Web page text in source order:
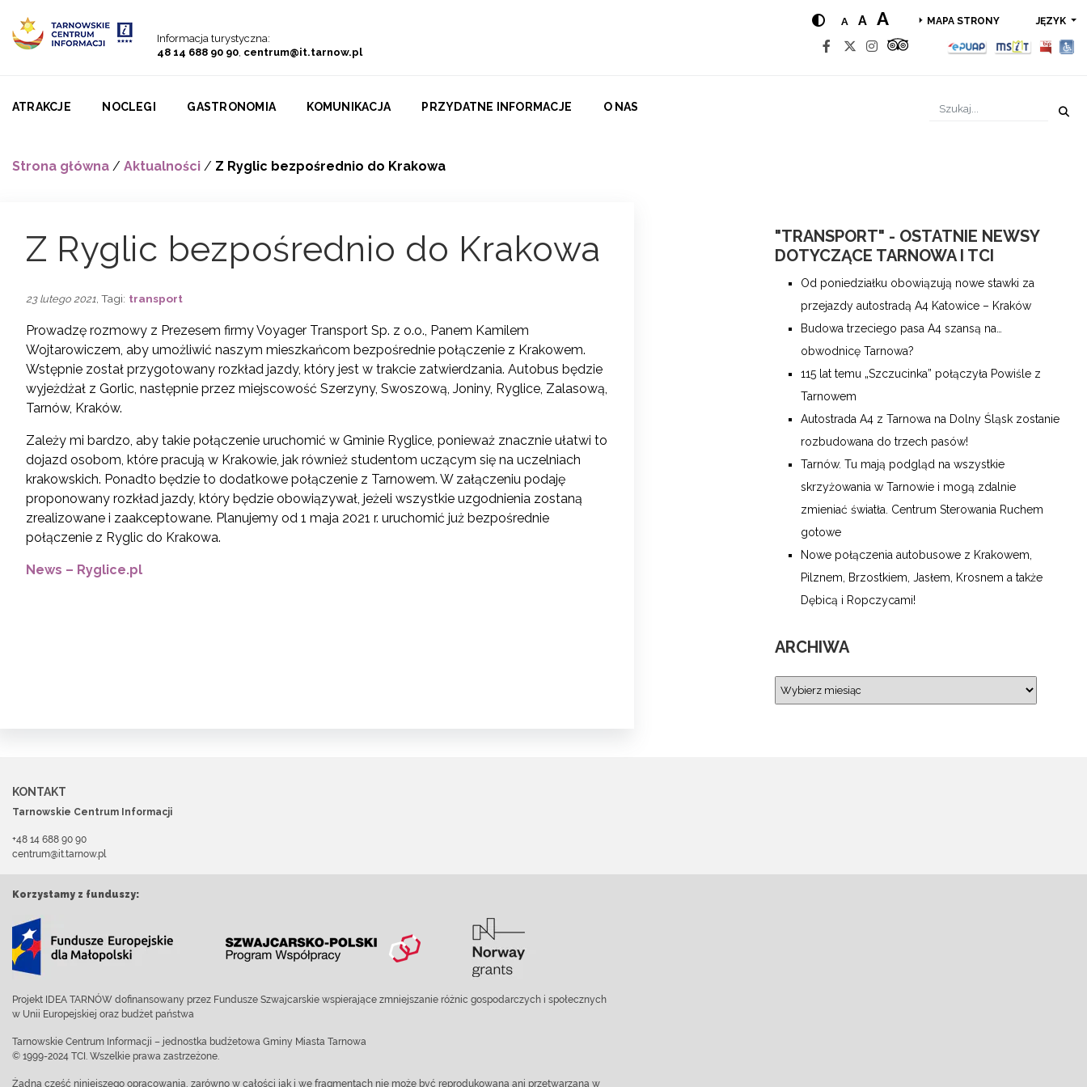
Informacja turystyczna:
48 14 688 90 90, centrum@it.tarnow.pl
A A A MAPA STRONY JĘZYK
ATRAKCJE NOCLEGI GASTRONOMIA KOMUNIKACJA PRZYDATNE INFORMACJE O NAS
Strona główna / Aktualności / Z Ryglic bezpośrednio do Krakowa
Z Ryglic bezpośrednio do Krakowa
23 lutego 2021 , Tagi: transport
Prowadzę rozmowy z Prezesem firmy Voyager Transport Sp. z o.o., Panem Kamilem
Wojtarowiczem, aby umożliwić naszym mieszkańcom bezpośrednie połączenie z Krakowem.
Wstępnie został przygotowany rozkład jazdy, który jest w trakcie zatwierdzania. Autobus będzie
wyjeżdżał z Gorlic, następnie przez miejscowość Szerzyny, Swoszową, Joniny, Ryglice, Zalasową,
Tarnów, Kraków.
Zależy mi bardzo, aby takie połączenie uruchomić w Gminie Ryglice, ponieważ znacznie ułatwi to
dojazd osobom, które pracują w Krakowie, jak również studentom uczącym się na uczelniach
krakowskich. Ponadto będzie to dodatkowe połączenie z Tarnowem. W załączeniu podaję
proponowany rozkład jazdy, który będzie obowiązywał, jeżeli wszystkie uzgodnienia zostaną
zrealizowane i zaakceptowane. Planujemy od 1 maja 2021 r. uruchomić już bezpośrednie
połączenie z Ryglic do Krakowa.
News – Ryglice.pl
"TRANSPORT" - OSTATNIE NEWSY
DOTYCZĄCE TARNOWA I TCI
Od poniedziałku obowiązują nowe stawki za
przejazdy autostradą A4 Katowice – Kraków
Budowa trzeciego pasa A4 szansą na…
obwodnicę Tarnowa?
115 lat temu „Szczucinka” połączyła Powiśle z
Tarnowem
Autostrada A4 z Tarnowa na Dolny Śląsk zostanie
rozbudowana do trzech pasów!
Tarnów. Tu mają podgląd na wszystkie
skrzyżowania w Tarnowie i mogą zdalnie
zmieniać światła. Centrum Sterowania Ruchem
gotowe
Nowe połączenia autobusowe z Krakowem,
Pilznem, Brzostkiem, Jasłem, Krosnem a także
Dębicą i Ropczycami!
ARCHIWA
KONTAKT
Tarnowskie Centrum Informacji
+48 14 688 90 90
centrum@it.tarnow.pl
Korzystamy z funduszy:
Projekt IDEA TARNÓW dofinansowany przez Fundusze Szwajcarskie wspierające zmniejszanie różnic gospodarczych i społecznych
w Unii Europejskiej oraz budżet państwa
Tarnowskie Centrum Informacji – jednostka budżetowa Gminy Miasta Tarnowa
© 1999-2024 TCI. Wszelkie prawa zastrzeżone.
Żadna część niniejszego opracowania, zarówno w całości jak i we fragmentach nie może być reprodukowana ani przetwarzana w